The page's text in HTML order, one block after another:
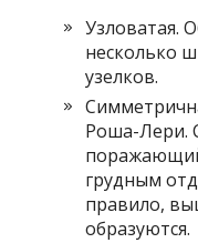
Узловатая.
несколько
узелков.
Роша-Лери.
грудным
правило,
образуются.